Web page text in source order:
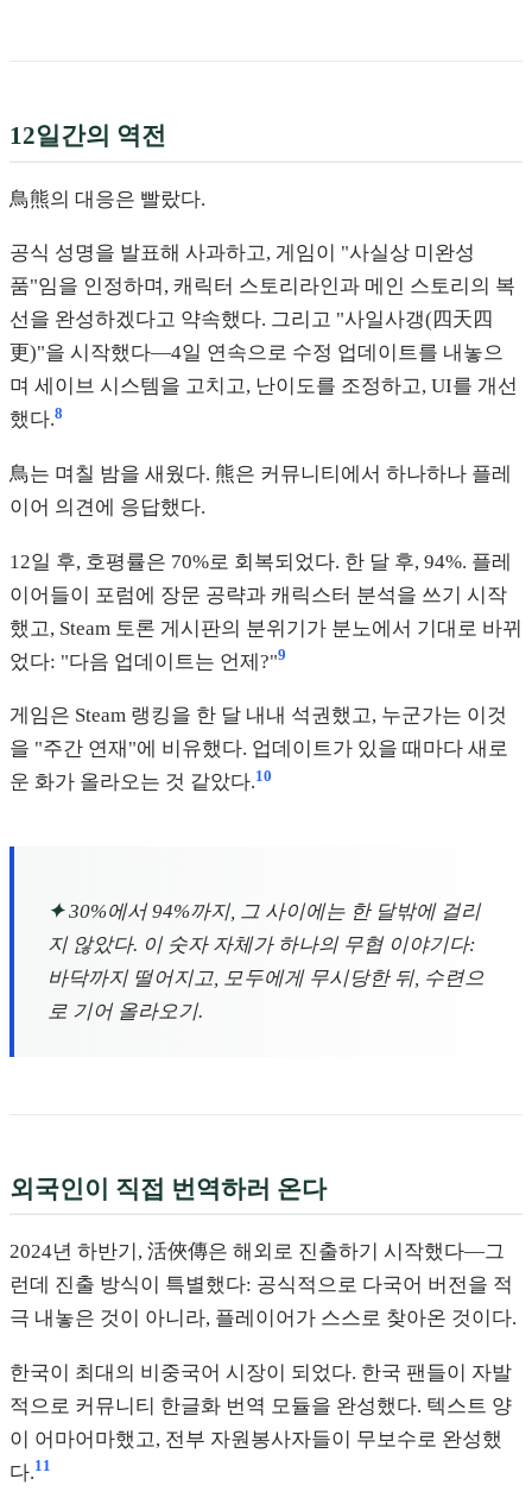
12일간의 역전
鳥熊의 대응은 빨랐다.
공식 성명을 발표해 사과하고, 게임이 "사실상 미완성
품"임을 인정하며, 캐릭터 스토리라인과 메인 스토리의 복
선을 완성하겠다고 약속했다. 그리고 "사일사갱(四天四
更)"을 시작했다—4일 연속으로 수정 업데이트를 내놓으
며 세이브 시스템을 고치고, 난이도를 조정하고, UI를 개선
했다.8
鳥는 며칠 밤을 새웠다. 熊은 커뮤니티에서 하나하나 플레
이어 의견에 응답했다.
12일 후, 호평률은 70%로 회복되었다. 한 달 후, 94%. 플레
이어들이 포럼에 장문 공략과 캐릭스터 분석을 쓰기 시작
했고, Steam 토론 게시판의 분위기가 분노에서 기대로 바뀌
었다: "다음 업데이트는 언제?"9
게임은 Steam 랭킹을 한 달 내내 석권했고, 누군가는 이것
을 "주간 연재"에 비유했다. 업데이트가 있을 때마다 새로
운 화가 올라오는 것 같았다.10
✦30%에서 94%까지, 그 사이에는 한 달밖에 걸리
지 않았다. 이 숫자 자체가 하나의 무협 이야기다:
바닥까지 떨어지고, 모두에게 무시당한 뒤, 수련으
로 기어 올라오기.
외국인이 직접 번역하러 온다
2024년 하반기, 活俠傳은 해외로 진출하기 시작했다—그
런데 진출 방식이 특별했다: 공식적으로 다국어 버전을 적
극 내놓은 것이 아니라, 플레이어가 스스로 찾아온 것이다.
한국이 최대의 비중국어 시장이 되었다. 한국 팬들이 자발
적으로 커뮤니티 한글화 번역 모듈을 완성했다. 텍스트 양
이 어마어마했고, 전부 자원봉사자들이 무보수로 완성했
다.11